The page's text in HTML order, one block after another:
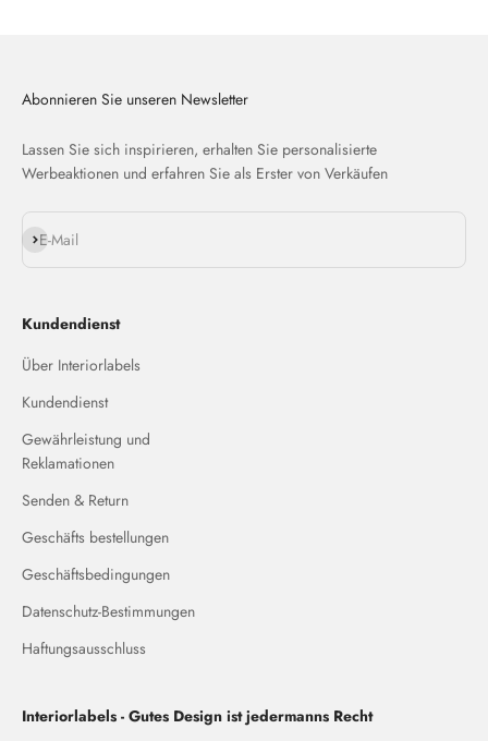
Abonnieren Sie unseren Newsletter
Lassen Sie sich inspirieren, erhalten Sie personalisierte
Werbeaktionen und erfahren Sie als Erster von Verkäufen
E-Mail
Abonnieren
Kundendienst
Über Interiorlabels
Kundendienst
Gewährleistung und
Reklamationen
Senden & Return
Geschäfts bestellungen
Geschäftsbedingungen
Datenschutz-Bestimmungen
Haftungsausschluss
Interiorlabels - Gutes Design ist jedermanns Recht